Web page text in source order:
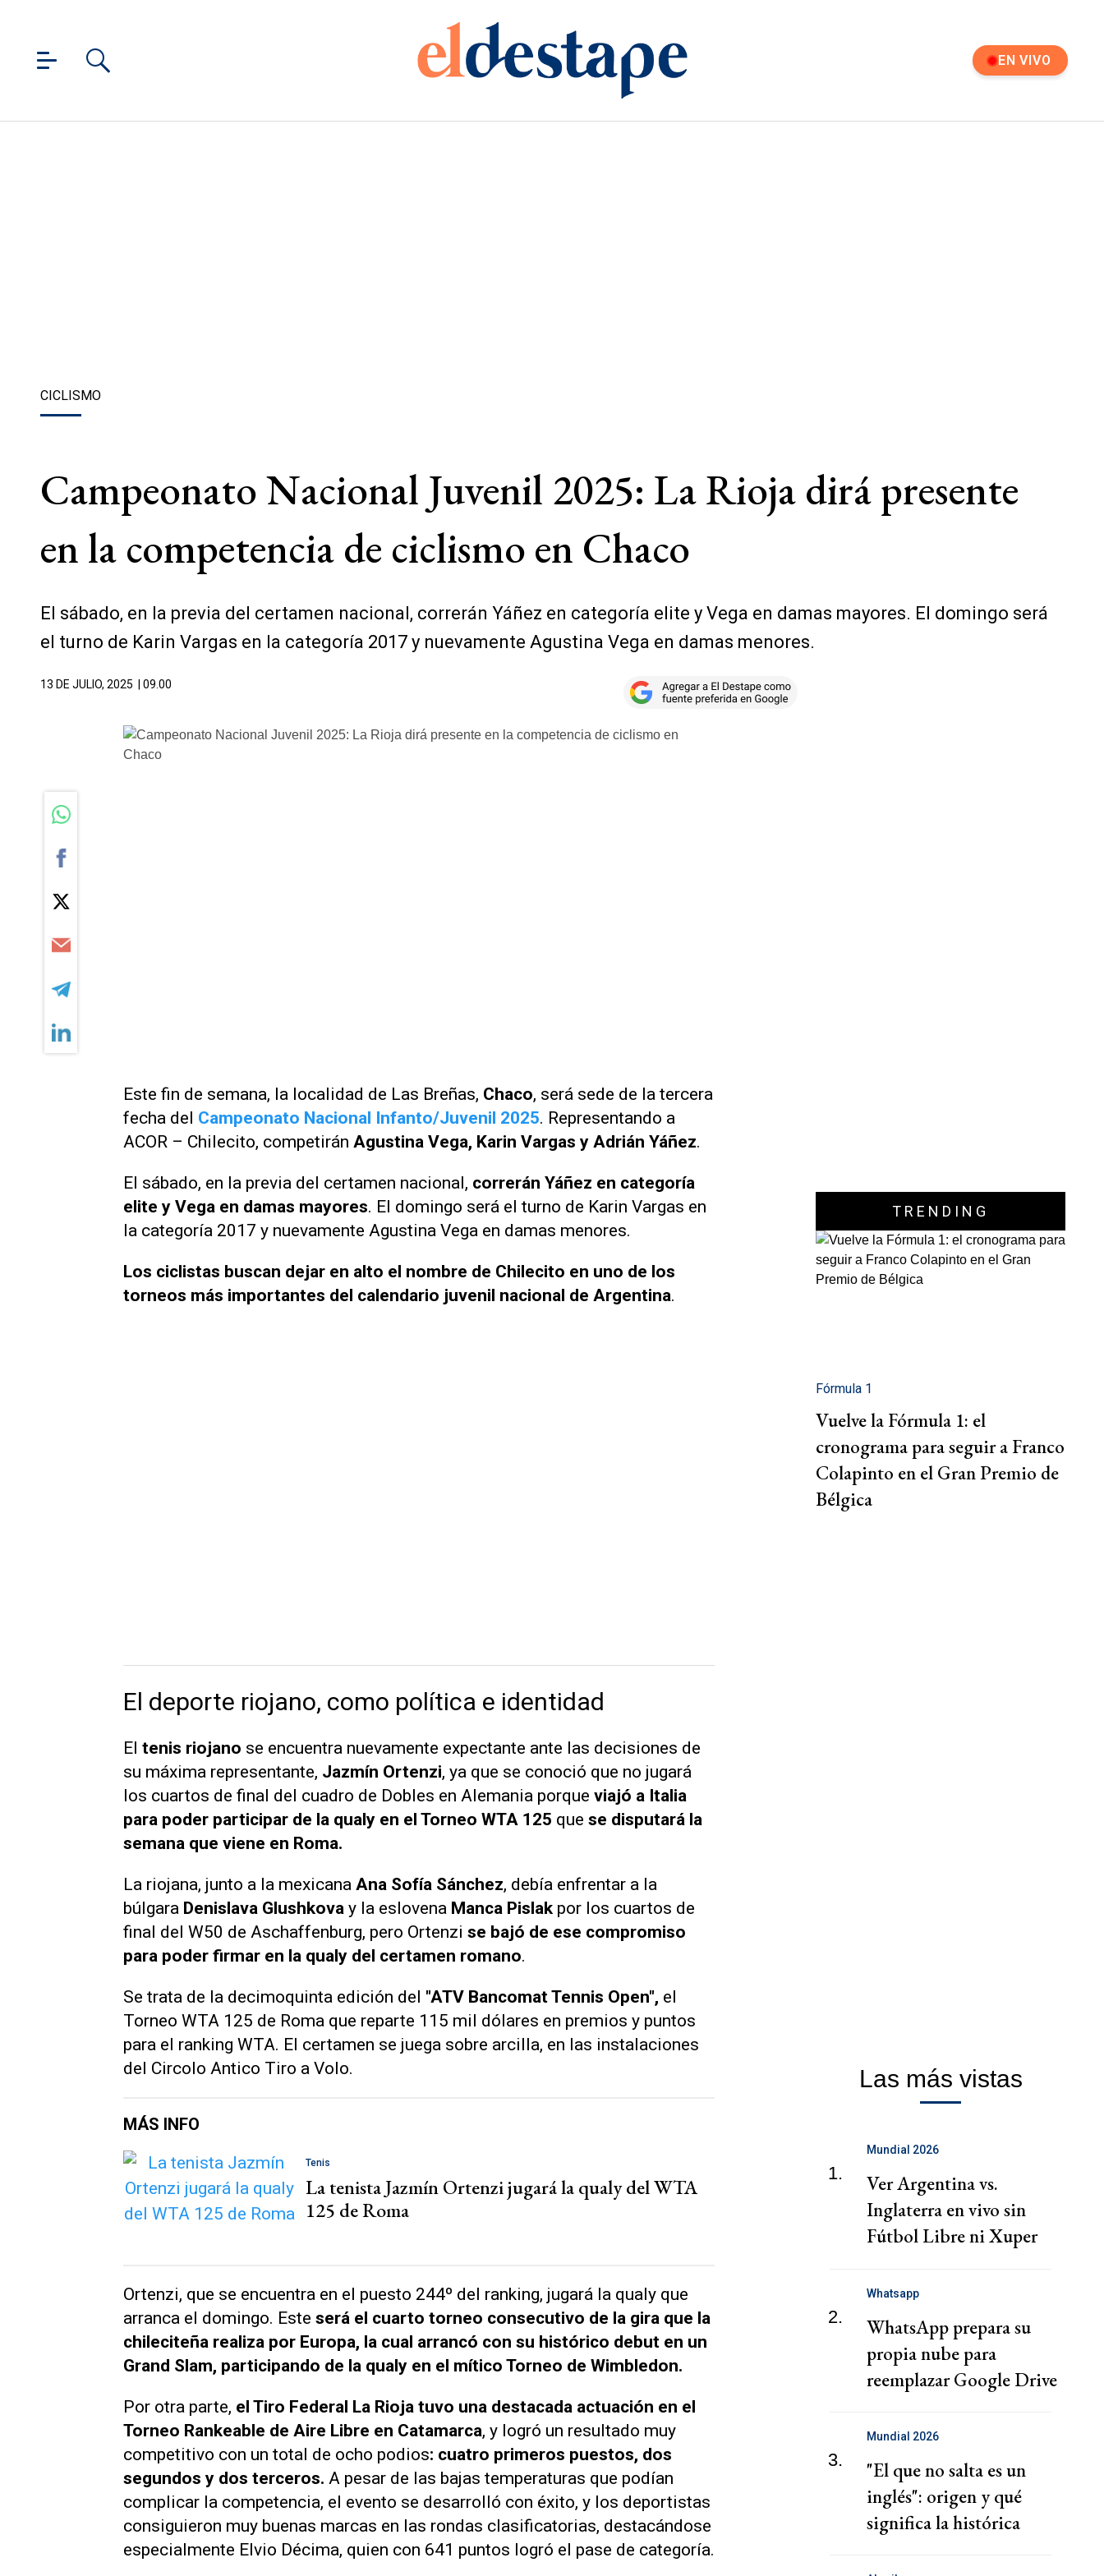
EN VIVO
CICLISMO
Campeonato Nacional Juvenil 2025: La Rioja dirá presente
en la competencia de ciclismo en Chaco
El sábado, en la previa del certamen nacional, correrán Yáñez en categoría elite y Vega en damas mayores. El domingo será
el turno de Karin Vargas en la categoría 2017 y nuevamente Agustina Vega en damas menores.
13 DE JULIO, 2025 | 09.00
Este fin de semana, la localidad de Las Breñas, Chaco, será sede de la tercera
fecha del Campeonato Nacional Infanto/Juvenil 2025. Representando a
ACOR – Chilecito, competirán Agustina Vega, Karin Vargas y Adrián Yáñez.
El sábado, en la previa del certamen nacional, correrán Yáñez en categoría
elite y Vega en damas mayores. El domingo será el turno de Karin Vargas en
la categoría 2017 y nuevamente Agustina Vega en damas menores.
Los ciclistas buscan dejar en alto el nombre de Chilecito en uno de los
torneos más importantes del calendario juvenil nacional de Argentina.
El deporte riojano, como política e identidad
El tenis riojano se encuentra nuevamente expectante ante las decisiones de
su máxima representante, Jazmín Ortenzi, ya que se conoció que no jugará
los cuartos de final del cuadro de Dobles en Alemania porque viajó a Italia
para poder participar de la qualy en el Torneo WTA 125 que se disputará la
semana que viene en Roma.
La riojana, junto a la mexicana Ana Sofía Sánchez, debía enfrentar a la
búlgara Denislava Glushkova y la eslovena Manca Pislak por los cuartos de
final del W50 de Aschaffenburg, pero Ortenzi se bajó de ese compromiso
para poder firmar en la qualy del certamen romano.
Se trata de la decimoquinta edición del "ATV Bancomat Tennis Open", el
Torneo WTA 125 de Roma que reparte 115 mil dólares en premios y puntos
para el ranking WTA. El certamen se juega sobre arcilla, en las instalaciones
del Circolo Antico Tiro a Volo.
MÁS INFO
Tenis
La tenista Jazmín Ortenzi jugará la qualy del WTA
125 de Roma
Ortenzi, que se encuentra en el puesto 244º del ranking, jugará la qualy que
arranca el domingo. Este será el cuarto torneo consecutivo de la gira que la
chileciteña realiza por Europa, la cual arrancó con su histórico debut en un
Grand Slam, participando de la qualy en el mítico Torneo de Wimbledon.
Por otra parte, el Tiro Federal La Rioja tuvo una destacada actuación en el
Torneo Rankeable de Aire Libre en Catamarca, y logró un resultado muy
competitivo con un total de ocho podios: cuatro primeros puestos, dos
segundos y dos terceros. A pesar de las bajas temperaturas que podían
complicar la competencia, el evento se desarrolló con éxito, y los deportistas
consiguieron muy buenas marcas en las rondas clasificatorias, destacándose
especialmente Elvio Décima, quien con 641 puntos logró el pase de categoría.
TRENDING
Fórmula 1
Vuelve la Fórmula 1: el
cronograma para seguir a Franco
Colapinto en el Gran Premio de
Bélgica
Las más vistas
1.
Mundial 2026
Ver Argentina vs.
Inglaterra en vivo sin
Fútbol Libre ni Xuper
2.
Whatsapp
WhatsApp prepara su
propia nube para
reemplazar Google Drive
3.
Mundial 2026
"El que no salta es un
inglés": origen y qué
significa la histórica